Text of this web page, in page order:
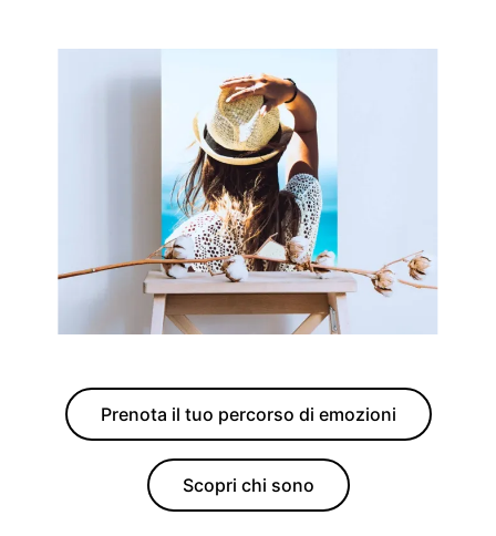
Prenota il tuo percorso di emozioni
Scopri chi sono